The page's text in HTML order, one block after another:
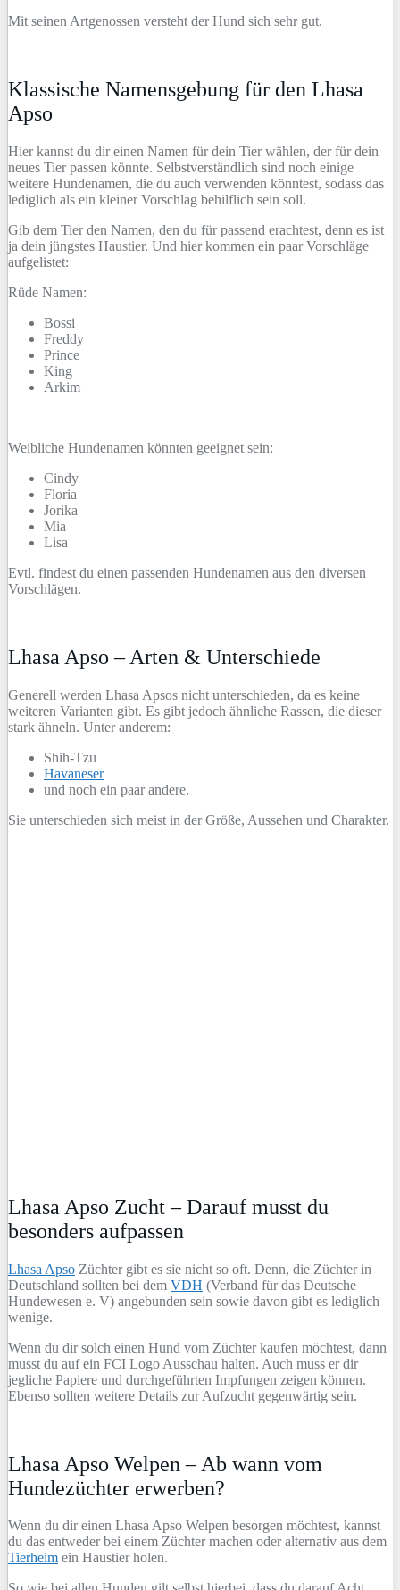
Mit seinen Artgenossen versteht der Hund sich sehr gut.
Klassische Namensgebung für den Lhasa
Apso
Hier kannst du dir einen Namen für dein Tier wählen, der für dein
neues Tier passen könnte. Selbstverständlich sind noch einige
weitere Hundenamen, die du auch verwenden könntest, sodass das
lediglich als ein kleiner Vorschlag behilflich sein soll.
Gib dem Tier den Namen, den du für passend erachtest, denn es ist
ja dein jüngstes Haustier. Und hier kommen ein paar Vorschläge
aufgelistet:
Rüde Namen:
Bossi
Freddy
Prince
King
Arkim
Weibliche Hundenamen könnten geeignet sein:
Cindy
Floria
Jorika
Mia
Lisa
Evtl. findest du einen passenden Hundenamen aus den diversen
Vorschlägen.
Lhasa Apso – Arten & Unterschiede
Generell werden Lhasa Apsos nicht unterschieden, da es keine
weiteren Varianten gibt. Es gibt jedoch ähnliche Rassen, die dieser
stark ähneln. Unter anderem:
Shih-Tzu
Havaneser
und noch ein paar andere.
Sie unterschieden sich meist in der Größe, Aussehen und Charakter.
Lhasa Apso Zucht – Darauf musst du
besonders aufpassen
Lhasa Apso Züchter gibt es sie nicht so oft. Denn, die Züchter in
Deutschland sollten bei dem VDH (Verband für das Deutsche
Hundewesen e. V) angebunden sein sowie davon gibt es lediglich
wenige.
Wenn du dir solch einen Hund vom Züchter kaufen möchtest, dann
musst du auf ein FCI Logo Ausschau halten. Auch muss er dir
jegliche Papiere und durchgeführten Impfungen zeigen können.
Ebenso sollten weitere Details zur Aufzucht gegenwärtig sein.
Lhasa Apso Welpen – Ab wann vom
Hundezüchter erwerben?
Wenn du dir einen Lhasa Apso Welpen besorgen möchtest, kannst
du das entweder bei einem Züchter machen oder alternativ aus dem
Tierheim ein Haustier holen.